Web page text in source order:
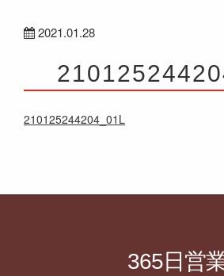
2021.01.28
210125244204_01L
365日営